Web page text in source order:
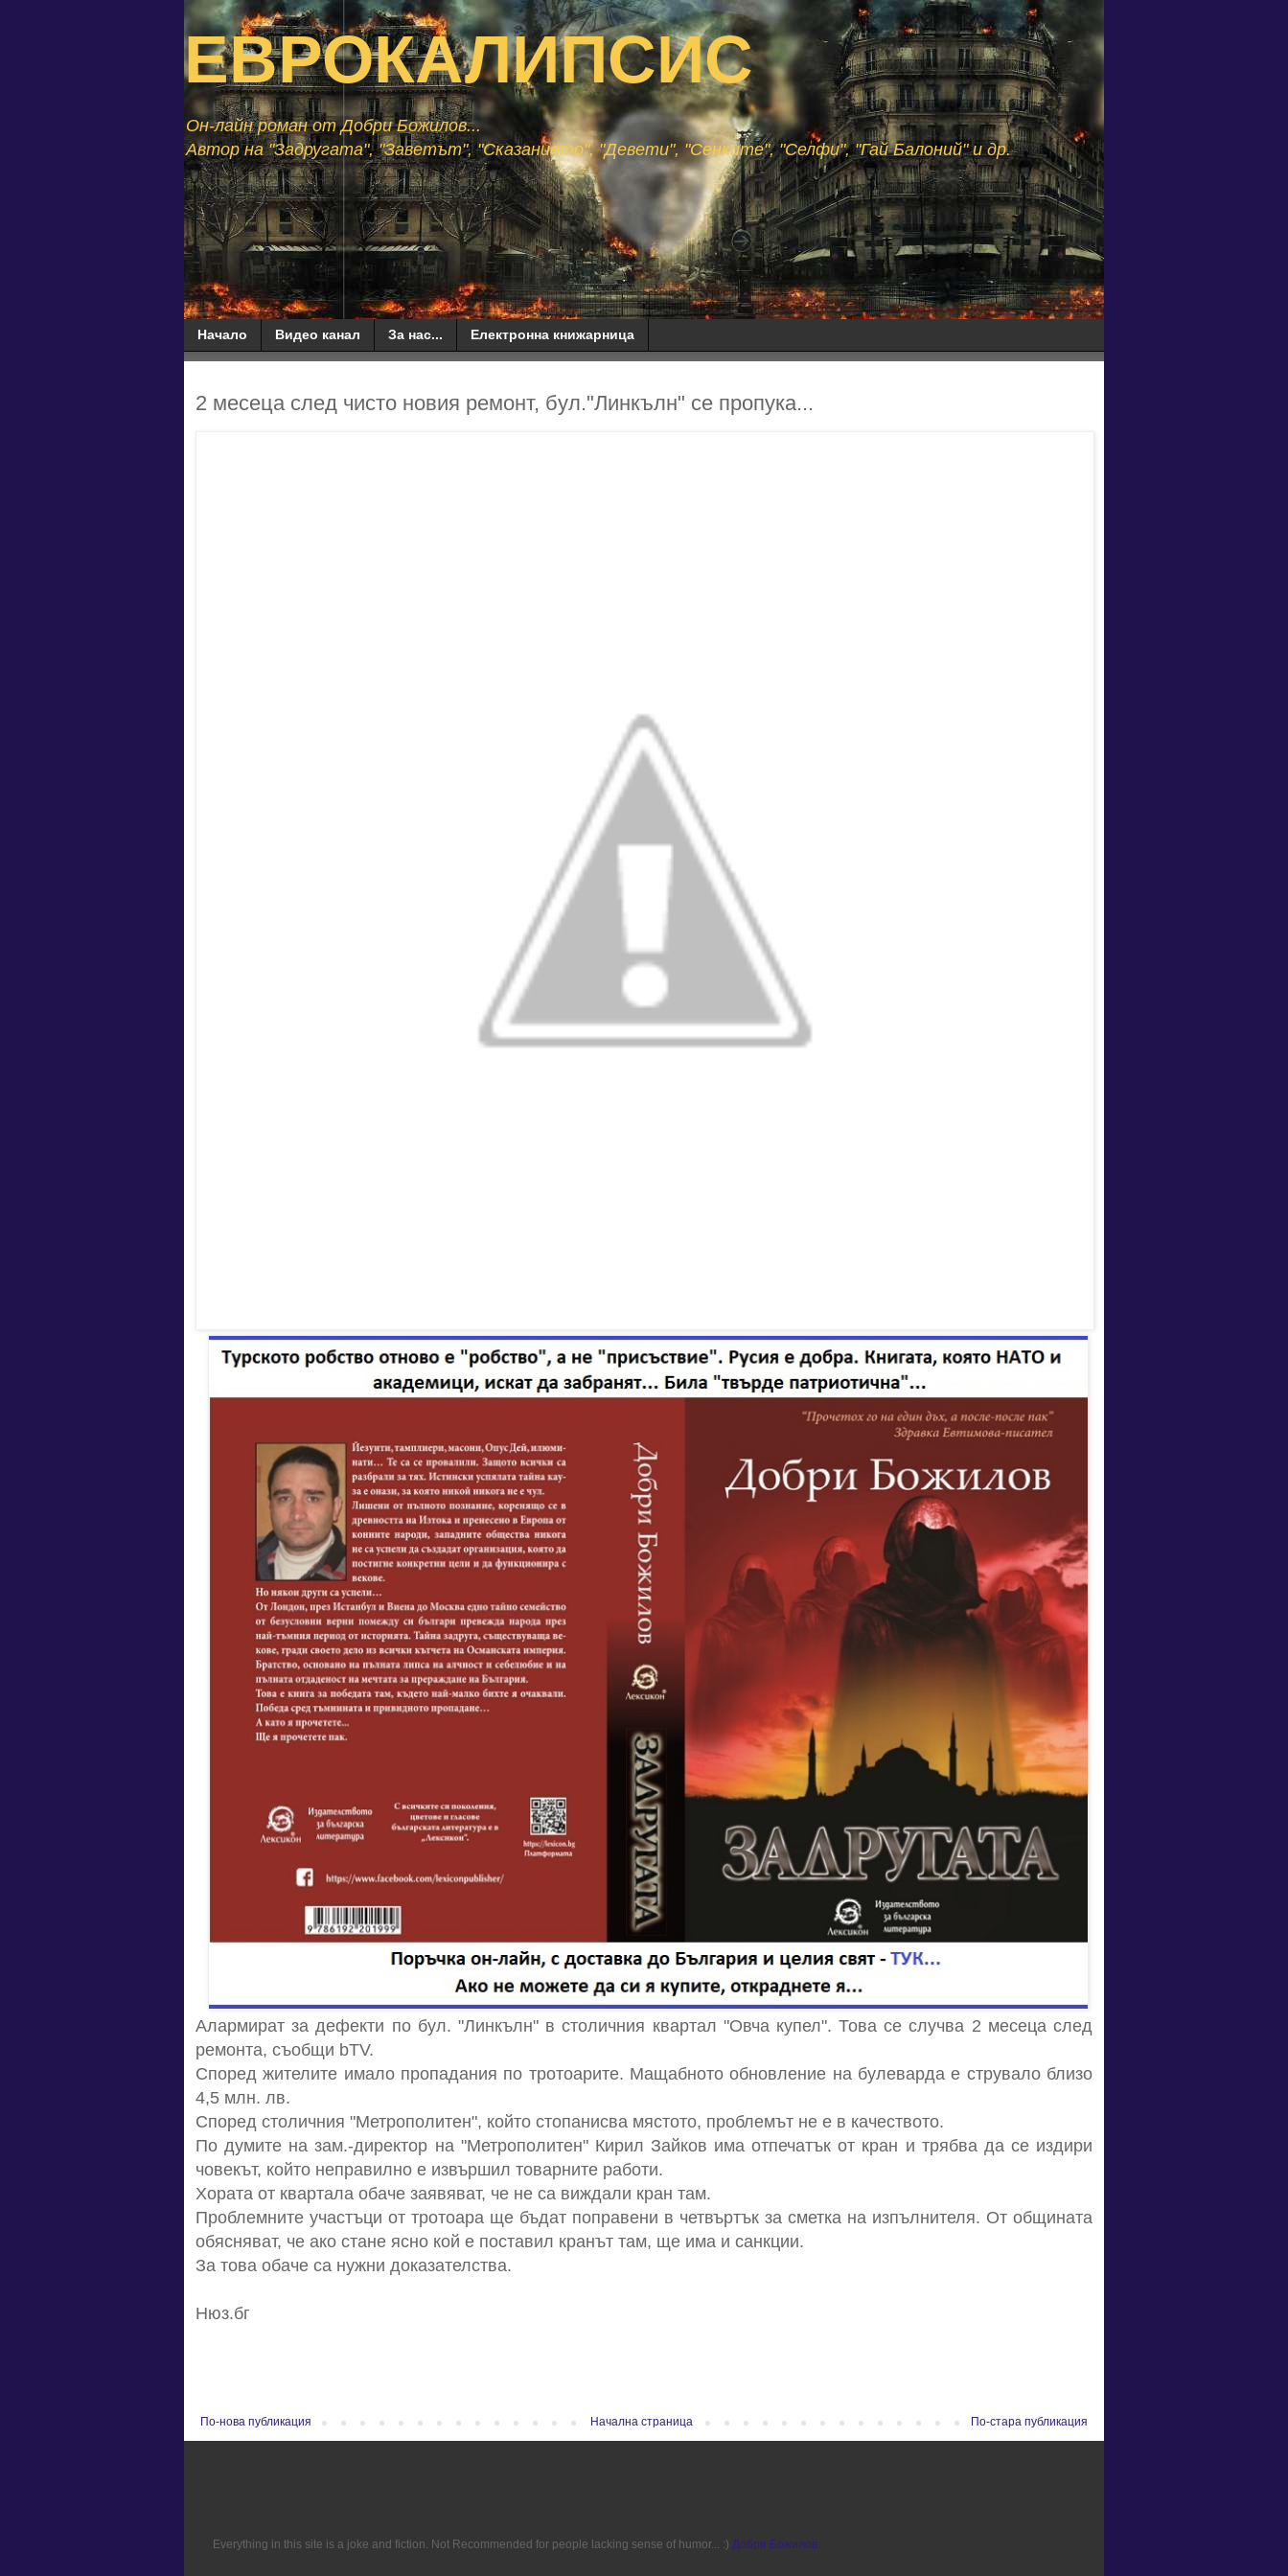
ЕВРОКАЛИПСИС
Он-лайн роман от Добри Божилов...
Автор на "Задругата", "Заветът", "Сказанието", "Девети", "Сенките", "Селфи", "Гай Балоний" и др.
Начало Видео канал За нас... Електронна книжарница
2 месеца след чисто новия ремонт, бул."Линкълн" се пропука...
Алармират за дефекти по бул. "Линкълн" в столичния квартал "Овча купел". Това се случва 2 месеца след
ремонта, съобщи bTV.
Според жителите имало пропадания по тротоарите. Мащабното обновление на булеварда е струвало близо
4,5 млн. лв.
Според столичния "Метрополитен", който стопанисва мястото, проблемът не е в качеството.
По думите на зам.-директор на "Метрополитен" Кирил Зайков има отпечатък от кран и трябва да се издири
човекът, който неправилно е извършил товарните работи.
Хората от квартала обаче заявяват, че не са виждали кран там.
Проблемните участъци от тротоара ще бъдат поправени в четвъртък за сметка на изпълнителя. От общината
обясняват, че ако стане ясно кой е поставил кранът там, ще има и санкции.
За това обаче са нужни доказателства.
Нюз.бг
По-нова публикация По-стара публикация
Начална страница
Everything in this site is a joke and fiction. Not Recommended for people lacking sense of humor... :) Добри Божилов